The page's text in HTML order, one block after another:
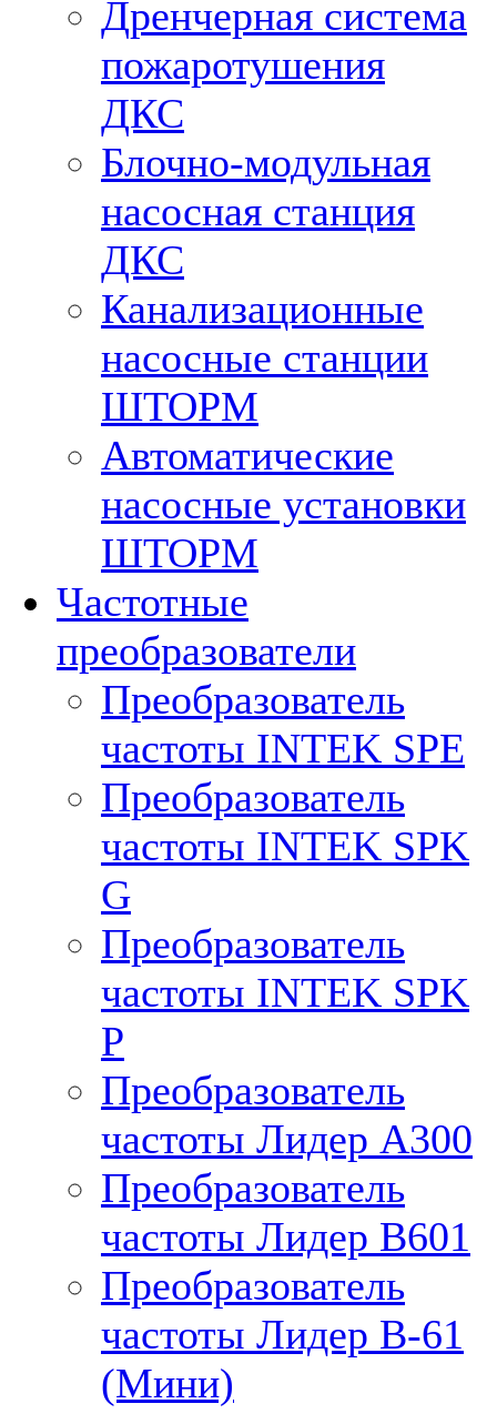
Дренчерная система
пожаротушения
ДКС
Блочно-модульная
насосная станция
ДКС
Канализационные
насосные станции
ШТОРМ
Автоматические
насосные установки
ШТОРМ
Частотные
преобразователи
Преобразователь
частоты INTEK SPE
Преобразователь
частоты INTEK SPK
G
Преобразователь
частоты INTEK SPK
P
Преобразователь
частоты Лидер А300
Преобразователь
частоты Лидер B601
Преобразователь
частоты Лидер В-61
(Мини)